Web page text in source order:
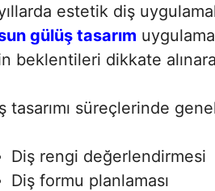
estetik diş
gülüş tasarım
beklentileri dikkate
tasarımı süreçlerinde
Diş rengi değerlendirmesi
Diş formu planlaması